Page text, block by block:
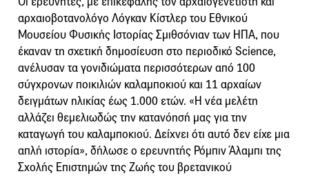
αρχαιοβοτανολόγο Λόγκαν Κίστλερ του Εθνικού
Μουσείου Φυσικής Ιστορίας Σμιθσόνιαν των ΗΠΑ, που
έκαναν τη σχετική δημοσίευση στο περιοδικό Science,
ανέλυσαν τα γονιδιώματα περισσότερων από 100
σύγχρονων ποικιλιών καλαμποκιού και 11 αρχαίων
δειγμάτων ηλικίας έως 1.000 ετών. «Η νέα μελέτη
αλλάζει θεμελιωδώς την κατανόησή μας για την
καταγωγή του καλαμποκιού. Δείχνει ότι αυτό δεν είχε μια
απλή ιστορία», δήλωσε ο ερευνητής Ρόμπιν Άλαμπι της
Σχολής Επιστημών της Ζωής του βρετανικού